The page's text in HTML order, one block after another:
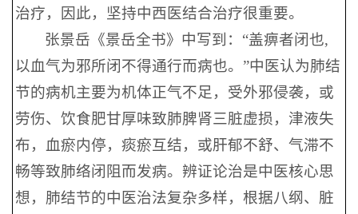
治疗，因此，坚持中西医结合治疗很重要。
张景岳《景岳全书》中写到：“盖痹者闭也,
以血气为邪所闭不得通行而病也。”中医认为肺结
节的病机主要为机体正气不足，受外邪侵袭，或
劳伤、饮食肥甘厚味致肺脾肾三脏虚损，津液失
布，血瘀内停，痰瘀互结，或肝郁不舒、气滞不
畅等致肺络闭阻而发病。辨证论治是中医核心思
想，肺结节的中医治法复杂多样，根据八纲、脏